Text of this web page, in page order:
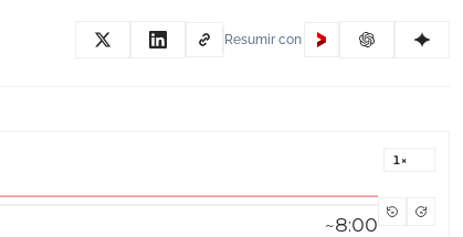
Resumir con
Velocidad
~8:00
15 15